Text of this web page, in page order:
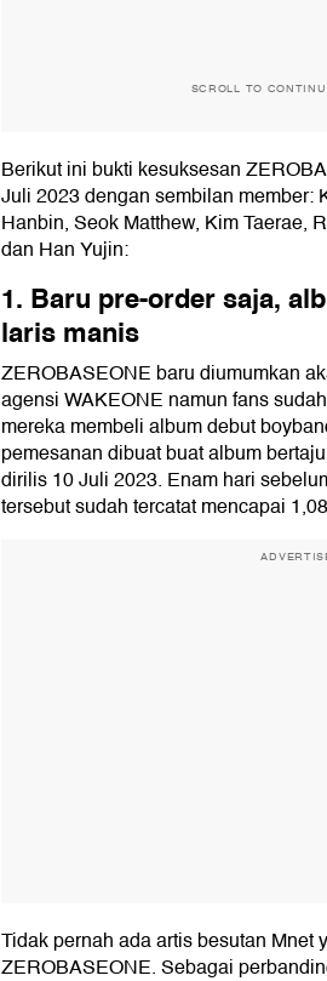
SCROLL TO
Berikut ini bukti kesuksesan
Juli 2023 dengan sembilan member:
Hanbin, Seok Matthew, Kim Taerae,
dan Han Yujin:
1. Baru pre-order saja,
laris manis
ZEROBASEONE baru diumumkan
agensi WAKEONE namun fans
mereka membeli album debut
pemesanan dibuat buat album
dirilis 10 Juli 2023. Enam hari
tersebut sudah tercatat mencapai
Tidak pernah ada artis besutan
ZEROBASEONE. Sebagai